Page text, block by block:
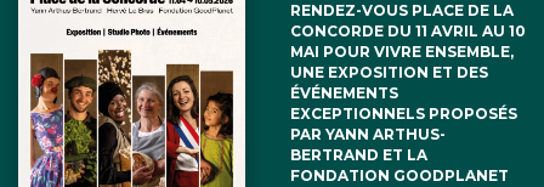
RENDEZ-VOUS PLACE DE LA
CONCORDE DU 11 AVRIL AU 10
MAI POUR VIVRE ENSEMBLE,
UNE EXPOSITION ET DES
ÉVÉNEMENTS
EXCEPTIONNELS PROPOSÉS
PAR YANN ARTHUS-
BERTRAND ET LA
FONDATION GOODPLANET